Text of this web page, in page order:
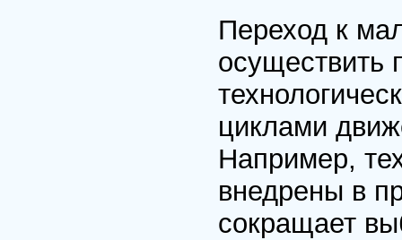
Переход к
осуществить
циклами
Например,
внедрены в
сокращает